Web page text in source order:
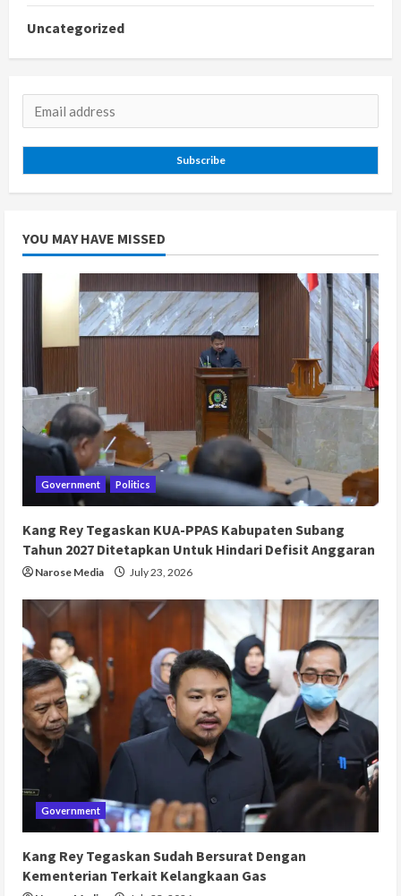
Uncategorized
Subscribe
YOU MAY HAVE MISSED
Government Politics
Kang Rey Tegaskan KUA-PPAS Kabupaten Subang
Tahun 2027 Ditetapkan Untuk Hindari Defisit Anggaran
Narose Media July 23, 2026
Government
Kang Rey Tegaskan Sudah Bersurat Dengan
Kementerian Terkait Kelangkaan Gas